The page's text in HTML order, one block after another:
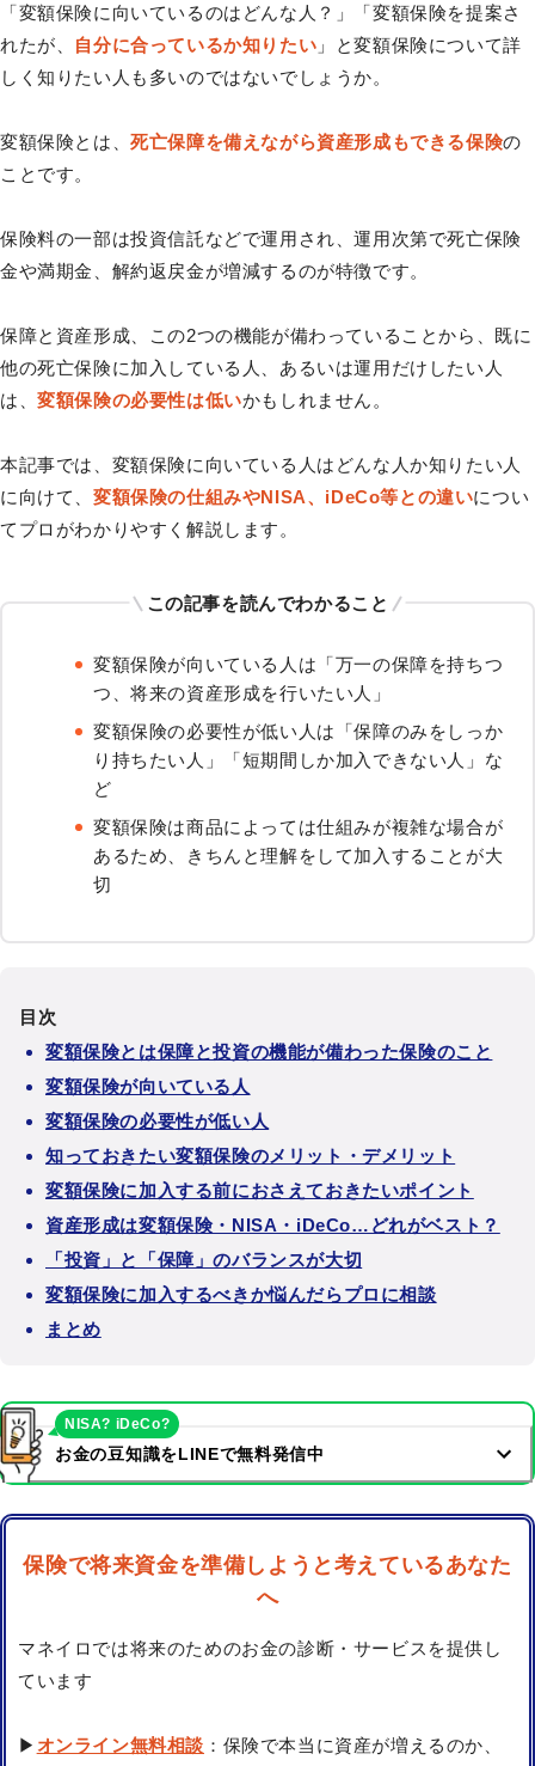
「変額保険に向いているのはどんな人？」「変額保険を提案さ
れたが、 自分に合っているか知りたい 」と変額保険について詳
しく知りたい人も多いのではないでしょうか。
変額保険とは、死亡保障を備えながら資産形成もできる保険の
ことです。
保険料の一部は投資信託などで運用され、運用次第で死亡保険
金や満期金、解約返戻金が増減するのが特徴です。
保障と資産形成、この2つの機能が備わっていることから、既に
他の死亡保険に加入している人、あるいは運用だけしたい人
は、変額保険の必要性は低いかもしれません。
本記事では、変額保険に向いている人はどんな人か知りたい人
に向けて、 変額保険の仕組みやNISA、iDeCo等との違いについ
てプロがわかりやすく解説します。
この記事を読んでわかること
変額保険が向いている人は「万一の保障を持ちつ
つ、将来の資産形成を行いたい人」
変額保険の必要性が低い人は「保障のみをしっか
り持ちたい人」「短期間しか加入できない人」な
ど
変額保険は商品によっては仕組みが複雑な場合が
あるため、きちんと理解をして加入することが大
切
目次
変額保険とは保障と投資の機能が備わった保険のこと
変額保険が向いている人
変額保険の必要性が低い人
知っておきたい変額保険のメリット・デメリット
変額保険に加入する前におさえておきたいポイント
資産形成は変額保険・NISA・iDeCo…どれがベスト？
「投資」と「保障」のバランスが大切
変額保険に加入するべきか悩んだらプロに相談
まとめ
お金の豆知識をLINEで無料発信中
NISA? iDeCo?
保険で将来資金を準備しようと考えているあなた
へ
マネイロでは将来のためのお金の診断・サービスを提供し
ています
▶ オンライン無料相談 ：保険で本当に資産が増えるのか、